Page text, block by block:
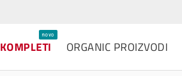
KOMPLETI
novo
ORGANIC PROIZVODI